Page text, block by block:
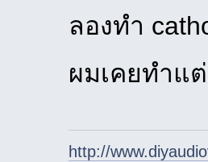
ลองทำ
ผมเคยทำแ
http://